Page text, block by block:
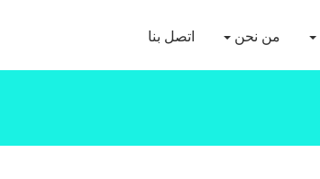
من نحن اتصل بنا